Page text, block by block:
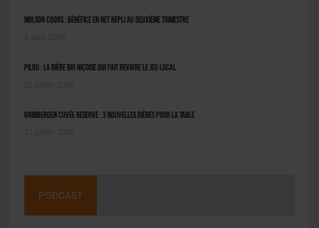
Molson Coors : bénéfice en net repli au deuxième trimestre
Pilou : la bière bio niçoise qui fait revivre le jeu local
Grimbergen Cuvée Réserve : 3 nouvelles bières pour la table
PODCAST